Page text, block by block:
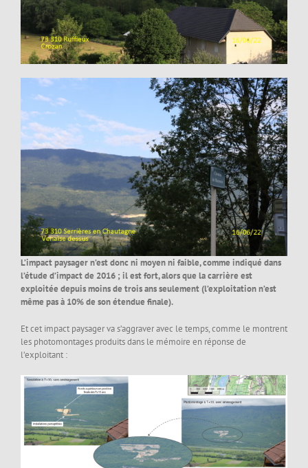
L’impact paysager n’est donc ni moyen ni faible, comme indiqué dans
l’étude d’impact de 2016 ; il est fort, alors que la carrière est
exploitée depuis moins de trois ans seulement (l’exploitation n’est
même pas à 10% de son étendue finale).
Et cet impact paysager va s’aggraver avec le temps, comme le montrent
les photomontages produits dans le mémoire en réponse de
l’exploitant :